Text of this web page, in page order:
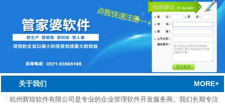
关于我们 MORE+
杭州辉煌软件有限公司是专业的企业管理软件开发服务商。我们长期专注